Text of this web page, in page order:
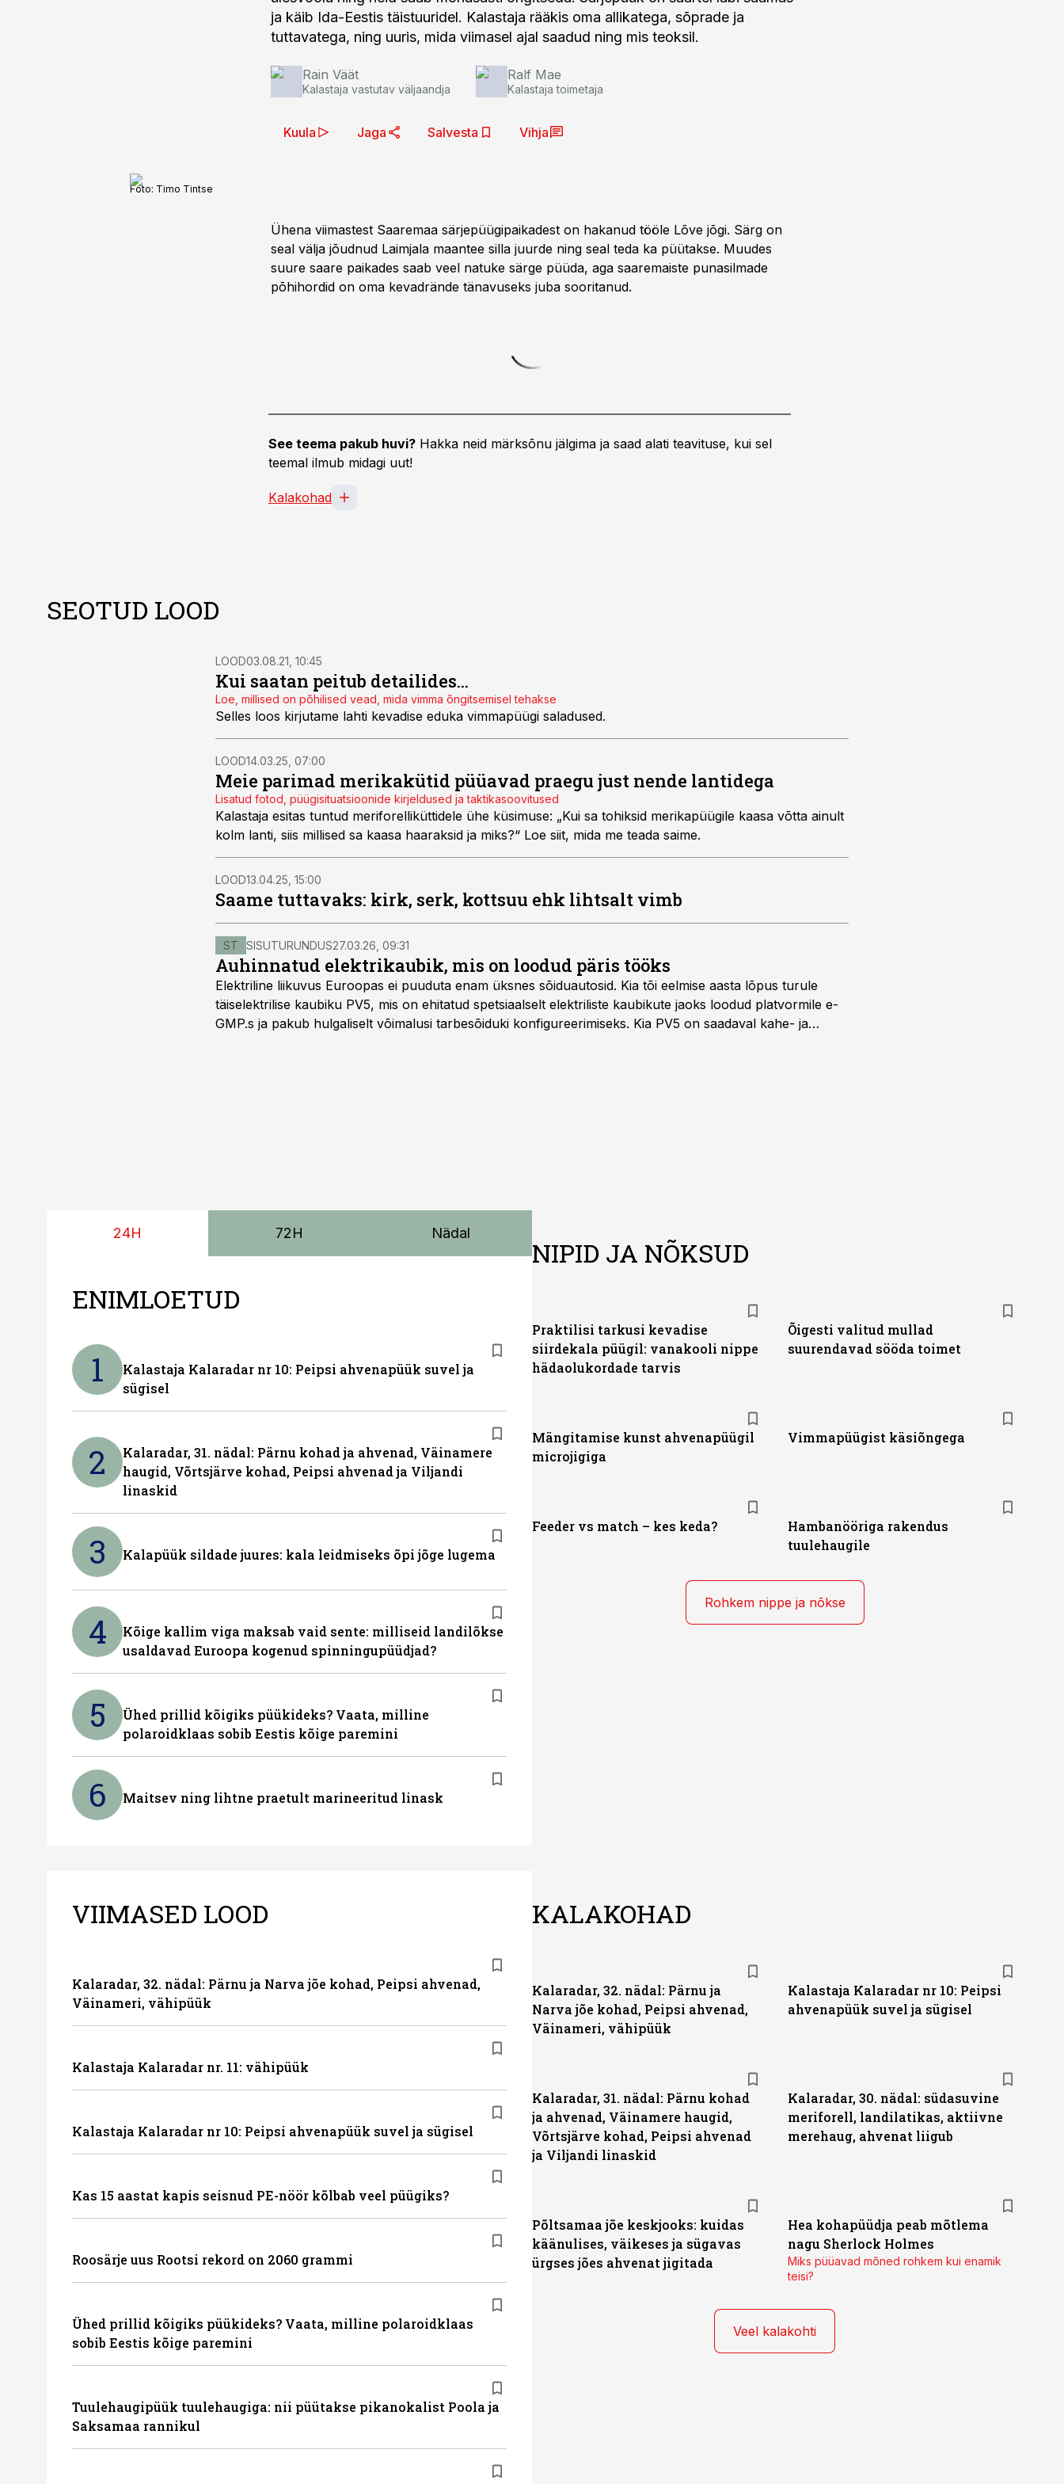
ja käib Ida-Eestis täistuuridel. Kalastaja rääkis oma allikatega, sõprade ja
tuttavatega, ning uuris, mida viimasel ajal saadud ning mis teoksil.
Rain Väät
Kalastaja vastutav väljaandja
Ralf Mae
Kalastaja toimetaja
Kuula Jaga Salvesta Vihja
Foto: Timo Tintse
Ühena viimastest Saaremaa särjepüügipaikadest on hakanud tööle Lõve jõgi. Särg on
seal välja jõudnud Laimjala maantee silla juurde ning seal teda ka püütakse. Muudes
suure saare paikades saab veel natuke särge püüda, aga saaremaiste punasilmade
põhihordid on oma kevadrände tänavuseks juba sooritanud.
See teema pakub huvi? Hakka neid märksõnu jälgima ja saad alati teavituse, kui sel
teemal ilmub midagi uut!
Kalakohad
SEOTUD LOOD
LOOD03.08.21, 10:45
Kui saatan peitub detailides...
Loe, millised on põhilised vead, mida vimma õngitsemisel tehakse
Selles loos kirjutame lahti kevadise eduka vimmapüügi saladused.
LOOD14.03.25, 07:00
Meie parimad merikakütid püüavad praegu just nende lantidega
Lisatud fotod, püügisituatsioonide kirjeldused ja taktikasoovitused
Kalastaja esitas tuntud meriforelliküttidele ühe küsimuse: „Kui sa tohiksid merikapüügile kaasa võtta ainult
kolm lanti, siis millised sa kaasa haaraksid ja miks?“ Loe siit, mida me teada saime.
LOOD13.04.25, 15:00
Saame tuttavaks: kirk, serk, kottsuu ehk lihtsalt vimb
ST SISUTURUNDUS27.03.26, 09:31
Auhinnatud elektrikaubik, mis on loodud päris tööks
Elektriline liikuvus Euroopas ei puuduta enam üksnes sõiduautosid. Kia tõi eelmise aasta lõpus turule
täiselektrilise kaubiku PV5, mis on ehitatud spetsiaalselt elektriliste kaubikute jaoks loodud platvormile e-
GMP.s ja pakub hulgaliselt võimalusi tarbesõiduki konfigureerimiseks. Kia PV5 on saadaval kahe- ja
24H 72H Nädal
ENIMLOETUD
1
Kalastaja Kalaradar nr 10: Peipsi ahvenapüük suvel ja
sügisel
2
Kalaradar, 31. nädal: Pärnu kohad ja ahvenad, Väinamere
haugid, Võrtsjärve kohad, Peipsi ahvenad ja Viljandi
linaskid
3 Kalapüük sildade juures: kala leidmiseks õpi jõge lugema
4
Kõige kallim viga maksab vaid sente: milliseid landilõkse
usaldavad Euroopa kogenud spinningupüüdjad?
5
Ühed prillid kõigiks püükideks? Vaata, milline
polaroidklaas sobib Eestis kõige paremini
6 Maitsev ning lihtne praetult marineeritud linask
NIPID JA NÕKSUD
Praktilisi tarkusi kevadise
siirdekala püügil: vanakooli nippe
hädaolukordade tarvis
Õigesti valitud mullad
suurendavad sööda toimet
Mängitamise kunst ahvenapüügil
microjigiga
Vimmapüügist käsiõngega
Feeder vs match – kes keda?
Hambanööriga rakendus
tuulehaugile
Rohkem nippe ja nõkse
VIIMASED LOOD
Kalaradar, 32. nädal: Pärnu ja Narva jõe kohad, Peipsi ahvenad,
Väinameri, vähipüük
Kalastaja Kalaradar nr. 11: vähipüük
Kalastaja Kalaradar nr 10: Peipsi ahvenapüük suvel ja sügisel
Kas 15 aastat kapis seisnud PE-nöör kõlbab veel püügiks?
Roosärje uus Rootsi rekord on 2060 grammi
Ühed prillid kõigiks püükideks? Vaata, milline polaroidklaas
sobib Eestis kõige paremini
Tuulehaugipüük tuulehaugiga: nii püütakse pikanokalist Poola ja
Saksamaa rannikul
KALAKOHAD
Kalaradar, 32. nädal: Pärnu ja
Narva jõe kohad, Peipsi ahvenad,
Väinameri, vähipüük
Kalastaja Kalaradar nr 10: Peipsi
ahvenapüük suvel ja sügisel
Kalaradar, 31. nädal: Pärnu kohad
ja ahvenad, Väinamere haugid,
Võrtsjärve kohad, Peipsi ahvenad
ja Viljandi linaskid
Kalaradar, 30. nädal: südasuvine
meriforell, landilatikas, aktiivne
merehaug, ahvenat liigub
Põltsamaa jõe keskjooks: kuidas
käänulises, väikeses ja sügavas
ürgses jões ahvenat jigitada
Hea kohapüüdja peab mõtlema
nagu Sherlock Holmes
Miks püüavad mõned rohkem kui enamik
teisi?
Veel kalakohti